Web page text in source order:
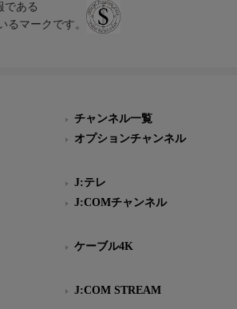
である
るマークです。
チャンネル一覧
オプションチャンネル
J:テレ
J:COMチャンネル
ケーブル4K
J:COM STREAM